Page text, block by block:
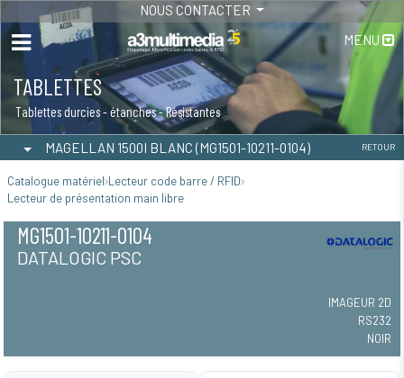
NOUS CONTACTER
MENU
TABLETTES
Tablettes durcies - étanches - Résistantes
MAGELLAN 1500I BLANC (MG1501-10211-0104) RETOUR
Catalogue matériel Lecteur code barre / RFID
Lecteur de présentation main libre
MG1501-10211-0104
DATALOGIC PSC
IMAGEUR 2D
RS232
NOIR